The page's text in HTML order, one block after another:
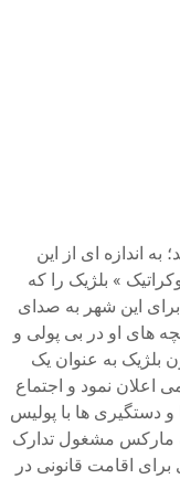
به دقت می خواند؛ به اندازه ای از این
جدیدی به وجود خواهد آمد۰مارکس و انگلس « سازمان دموکراتیک » بلژیک را که
این شهر به صدای
همسرش ژنی در حالی که زن و بچه های او در بی پولی و
و طپانچه و سایر مواد جنگی خریداری کرد۰البته مارکس خلاف قانون بلژیک به عنوان یک
در خیابان ها حکومت نظامی اعلان نمود و اجتماع
ویلهلم ولف در این کشمکش ها و دستگیری ها با پولیس
را در ظرف ۲۴ ساعت ترک نماید۰و در اواسط شب هنگامی که مارکس مشغول تدارک
اقامت قانونی در